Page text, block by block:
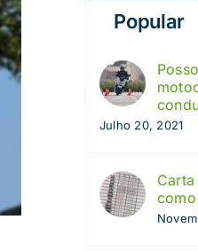
Popular
Julho 20, 2021